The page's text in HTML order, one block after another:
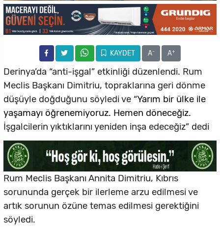
KAYDET A- A+
Derinya’da “anti-işgal” etkinliği düzenlendi. Rum
Meclis Başkanı Dimitriu, topraklarına geri dönme
düşüyle doğduğunu söyledi ve “Yarım bir ülke ile
yaşamayı öğrenemiyoruz. Hemen döneceğiz.
İşgalcilerin yıktıklarını yeniden inşa edeceğiz” dedi
Rum Meclis Başkanı Annita Dimitriu, Kıbrıs
sorununda gerçek bir ilerleme arzu edilmesi ve
artık sorunun özüne temas edilmesi gerektiğini
söyledi.